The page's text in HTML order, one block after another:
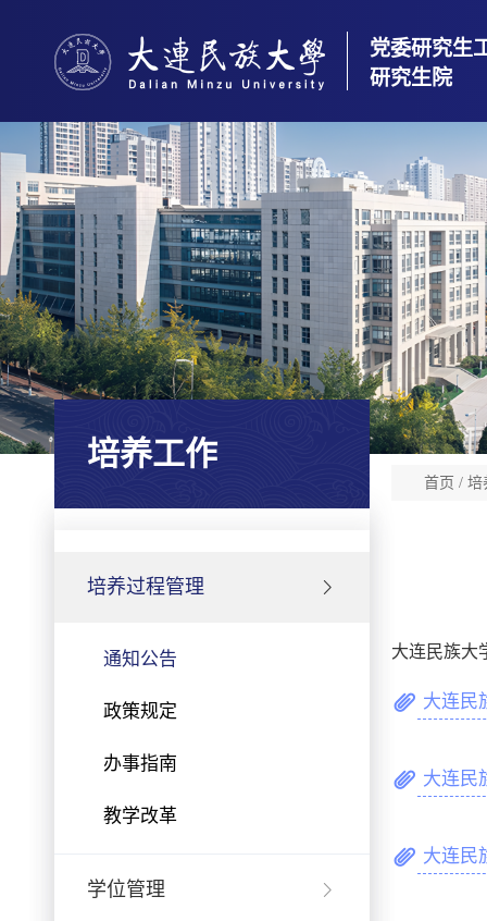
党委研究生
研究生院
培养工作
培养过程管理
通知公告
政策规定
办事指南
教学改革
学位管理
首页 / 培
大连民族大
大连民
大连民
大连民